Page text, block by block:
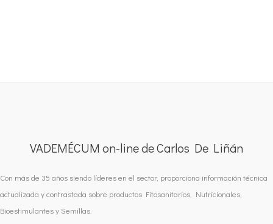
VADEMÉCUM on-line de Carlos De Liñán
Con más de 35 años siendo líderes en el sector, proporciona información técnica
actualizada y contrastada sobre productos Fitosanitarios, Nutricionales,
Bioestimulantes y Semillas.